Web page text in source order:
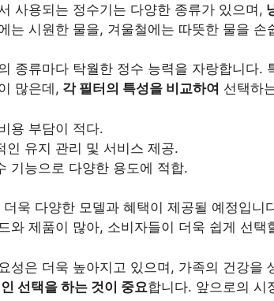
사용되는 정수기는 다양한 종류가 있으며,
는 시원한 물을, 겨울철에는 따뜻한 물을
종류마다 탁월한 정수 능력을 자랑합니다.
많은데, 각 필터의 특성을 비교하여 선택하
용 부담이 적다.
인 유지 관리 및 서비스 제공.
기능으로 다양한 용도에 적합.
욱 다양한 모델과 혜택이 제공될 예정입니
와 제품이 많아, 소비자들이 더욱 쉽게 선택
성은 더욱 높아지고 있으며, 가족의 건강을
선택을 하는 것이 중요합니다. 앞으로의 시